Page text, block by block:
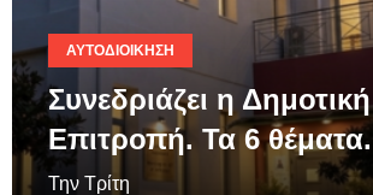
ΑΥΤΟΔΙΟΊΚΗΣΗ
Συνεδριάζει η Δημοτική
Επιτροπή. Τα 6 θέματα.
Την Τρίτη